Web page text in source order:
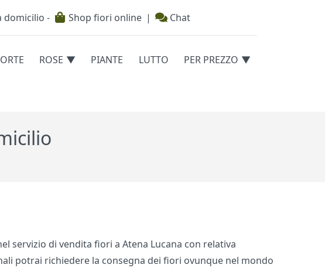
domicilio - Shop fiori online | Chat
ROSE PIANTE LUTTO PER PREZZO
servizio di vendita fiori a Atena Lucana con relativa
potrai richiedere la consegna dei fiori ovunque nel mondo